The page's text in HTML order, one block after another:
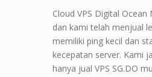
Cloud VPS Digital
dan kami telah menjual
memiliki ping kecil dan
kecepatan server. Kami
hanya jual VPS SG.DO